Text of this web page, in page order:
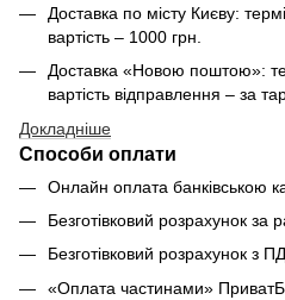
Доставка по місту Києву:
вартість – 1000 грн.
Доставка «Новою поштою»:
вартість відправлення – за
Докладніше
Способи оплати
Онлайн оплата банківською
Безготівковий розрахунок
Безготівковий розрахунок з
«Оплата частинами»